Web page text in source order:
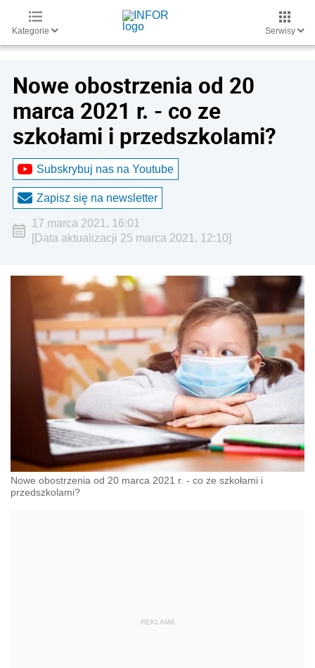
Kategorie Serwisy
Nowe obostrzenia od 20
marca 2021 r. - co ze
szkołami i przedszkolami?
Subskrybuj nas na Youtube
Zapisz się na newsletter
17 marca 2021, 16:01
[Data aktualizacji 25 marca 2021, 12:10]
Nowe obostrzenia od 20 marca 2021 r. - co ze szkołami i
przedszkolami?